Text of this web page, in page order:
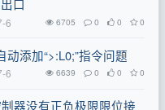
口
6 6705 0 0 0
动添加“>:L0;”指令问题
6 6639 0 0 0
器没有正负极限限位接